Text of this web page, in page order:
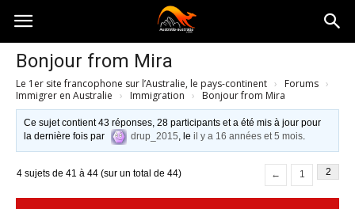
Australia-
australie.com
Bonjour from Mira
Le 1er site francophone sur l’Australie, le pays-continent › Forums ›
Immigrer en Australie › Immigration › Bonjour from Mira
Ce sujet contient 43 réponses, 28 participants et a été mis à jour pour
la dernière fois par
drup_2015, leil y a 16 années et 5 mois.
4 sujets de 41 à 44 (sur un total de 44) ← 1 2